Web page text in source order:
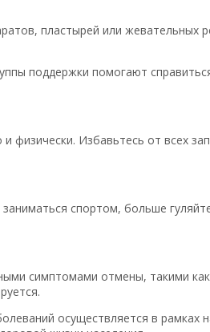
пластырей или
поддержки помогают
физически. Избавьтесь от всех
спортом, больше
симптомами отмены, такими
осуществляется в рамках